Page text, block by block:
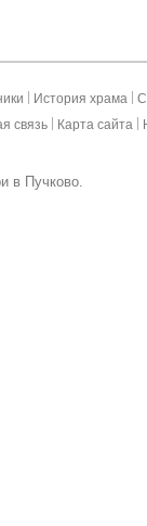
История храма
связь Карта сайта
в Пучково.